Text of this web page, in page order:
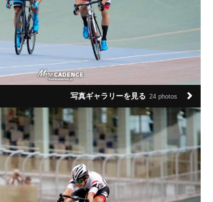
写真ギャラリーを見る 24 photos